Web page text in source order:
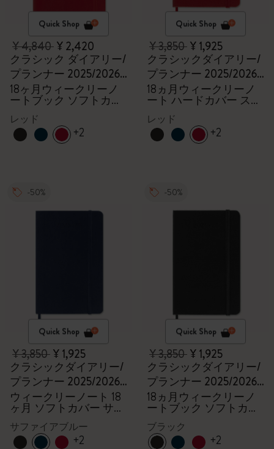
Quick Shop
¥ 4,840¥ 2,420
クラシック ダイアリー/
プランナー 2025/2026
ラージ
18ヶ月ウィークリーノ
ートブック ソフトカバ
ー スカーレットレッド
レッド
+2
Quick Shop
¥ 3,850¥ 1,925
クラシックダイアリー/
プランナー 2025/2026,
ポケット
18ヵ月ウィークリーノ
ート ハードカバー スカ
ーレットレッド
レッド
+2
-50%
Quick Shop
¥ 3,850¥ 1,925
クラシックダイアリー/
プランナー 2025/2026,
ポケット
ウィークリーノート 18
ヶ月 ソフトカバー サフ
ァイアブルー
サファイアブルー
+2
-50%
Quick Shop
¥ 3,850¥ 1,925
クラシックダイアリー/
プランナー 2025/2026,
ポケット
18ヵ月ウィークリーノ
ートブック ソフトカバ
ー ブラック
ブラック
+2